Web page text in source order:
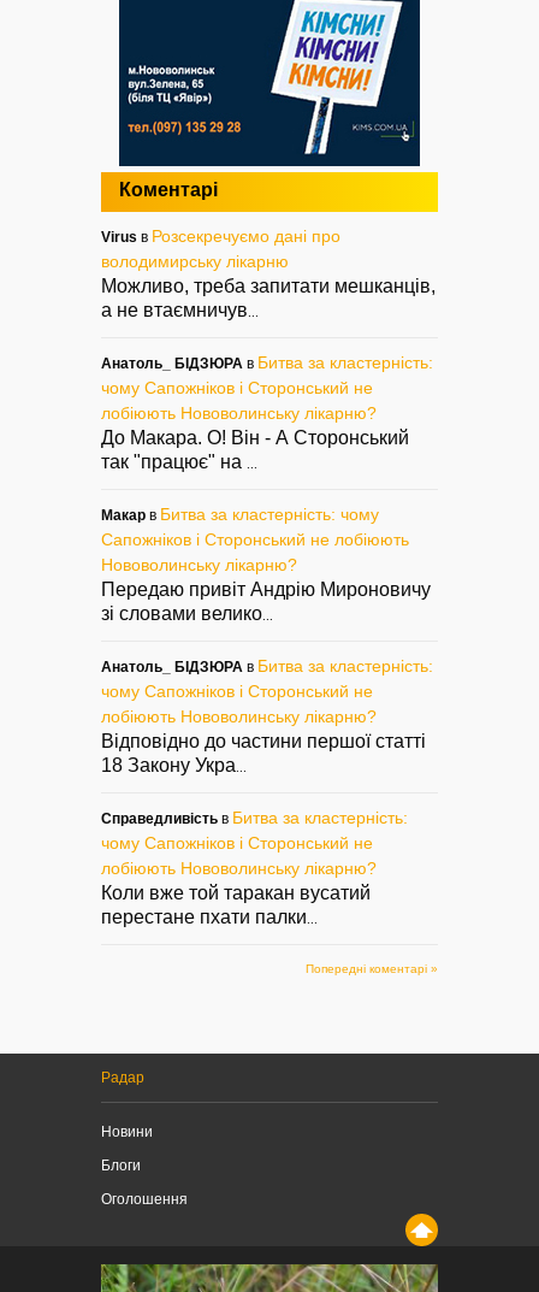
Коментарі
Virus в Розсекречуємо дані про
володимирську лікарню
Можливо, треба запитати мешканців,
а не втаємничув
Анатоль_ БІДЗЮРА в Битва за кластерність:
чому Сапожніков і Сторонський не
лобіюють Нововолинську лікарню?
До Макара. О! Він - А Сторонський
так "працює" на
Макар в Битва за кластерність: чому
Сапожніков і Сторонський не лобіюють
Нововолинську лікарню?
Передаю привіт Андрію Мироновичу
зі словами велико
Анатоль_ БІДЗЮРА в Битва за кластерність:
чому Сапожніков і Сторонський не
лобіюють Нововолинську лікарню?
Відповідно до частини першої статті
18 Закону Укра
Справедливість в Битва за кластерність:
чому Сапожніков і Сторонський не
лобіюють Нововолинську лікарню?
Коли вже той таракан вусатий
перестане пхати палки
Попередні коментарі »
Радар
Новини
Блоги
Оголошення